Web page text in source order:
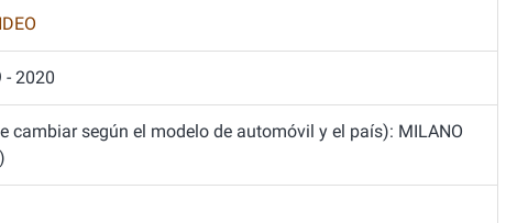
- 2020
cambiar según el modelo de automóvil y el país): MILANO